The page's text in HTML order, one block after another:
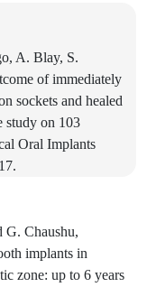
A. Blay, S.
of immediately
sockets and healed
study on 103
Oral Implants
Chaushu,
implants in
zone: up to 6 years